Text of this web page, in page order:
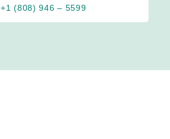
+1 (808) 946 – 5599